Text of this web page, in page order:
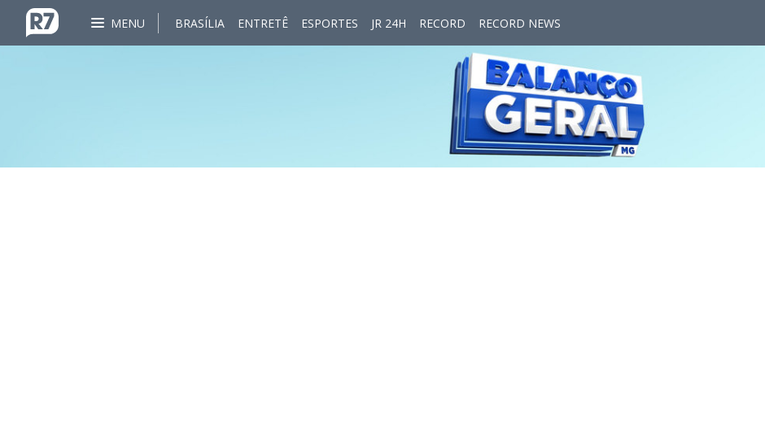
MENU BRASÍLIA ENTRETÊ ESPORTES JR 24H RECORD RECORD NEWS